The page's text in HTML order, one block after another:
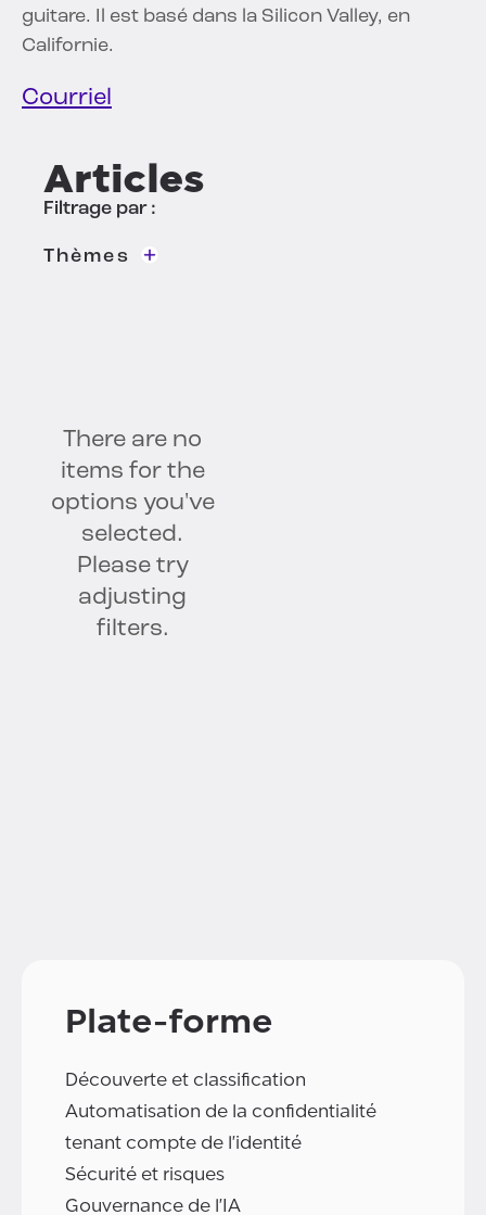
guitare. Il est basé dans la Silicon Valley, en
Californie.
Courriel
Articles
Filtrage par :
Thèmes
Gouvernance
Sécurité
There are no
items for the
options you've
selected.
Please try
adjusting
filters.
Plate-forme
Découverte et classification
Automatisation de la confidentialité
tenant compte de l'identité
Sécurité et risques
Gouvernance de l'IA